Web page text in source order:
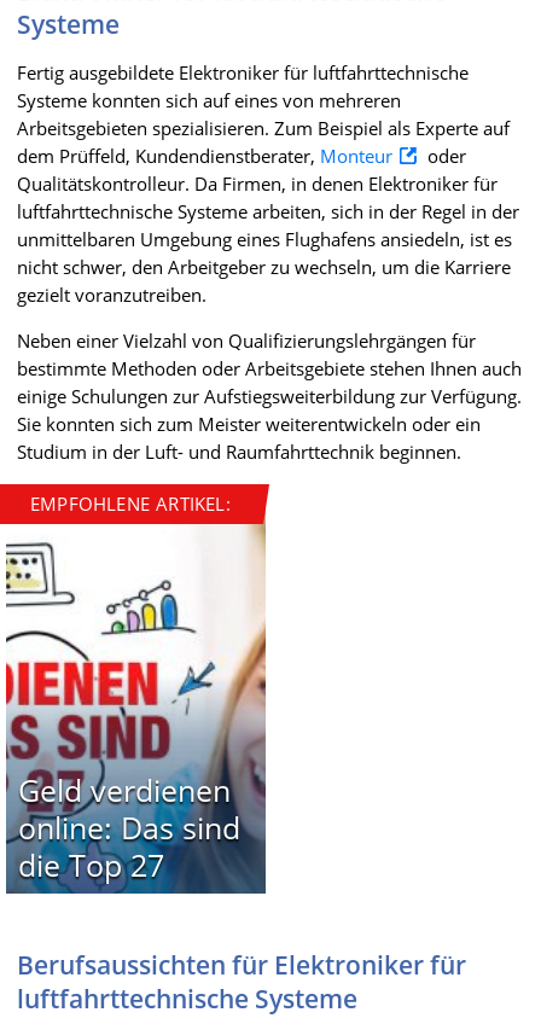
Systeme
Fertig ausgebildete Elektroniker für luftfahrttechnische
Systeme konnten sich auf eines von mehreren
Arbeitsgebieten spezialisieren. Zum Beispiel als Experte auf
dem Prüffeld, Kundendienstberater, Monteur
oder
Qualitätskontrolleur. Da Firmen, in denen Elektroniker für
luftfahrttechnische Systeme arbeiten, sich in der Regel in der
unmittelbaren Umgebung eines Flughafens ansiedeln, ist es
nicht schwer, den Arbeitgeber zu wechseln, um die Karriere
gezielt voranzutreiben.
Neben einer Vielzahl von Qualifizierungslehrgängen für
bestimmte Methoden oder Arbeitsgebiete stehen Ihnen auch
einige Schulungen zur Aufstiegsweiterbildung zur Verfügung.
Sie konnten sich zum Meister weiterentwickeln oder ein
Studium in der Luft- und Raumfahrttechnik beginnen.
EMPFOHLENE ARTIKEL:
Geld verdienen
online: Das sind
die Top 27
Berufsaussichten für Elektroniker für
luftfahrttechnische Systeme